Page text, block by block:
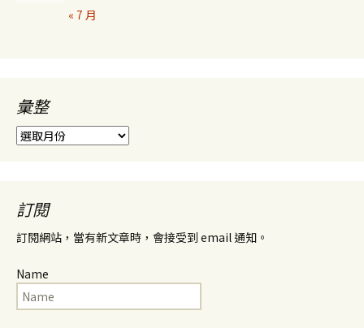
« 7 月
彙整
彙
整
訂閱
訂閱網站，當有新文章時，會接受到 email 通知。
Name